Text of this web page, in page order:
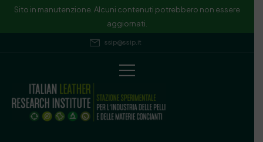
Sito in manutenzione. Alcuni contenuti potrebbero non essere
aggiornati.
ssip@ssip.it